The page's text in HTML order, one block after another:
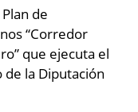
de
“Corredor
que ejecuta el
la Diputación